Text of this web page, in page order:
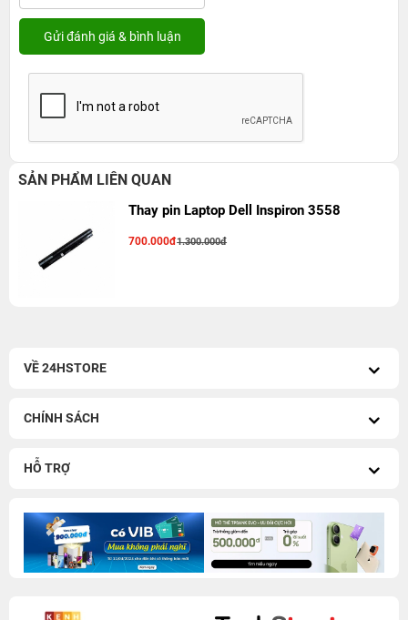
SẢN PHẨM LIÊN QUAN
Thay pin Laptop Dell Inspiron 3558
700.000đ1.300.000đ
VỀ 24HSTORE
CHÍNH SÁCH
HỖ TRỢ